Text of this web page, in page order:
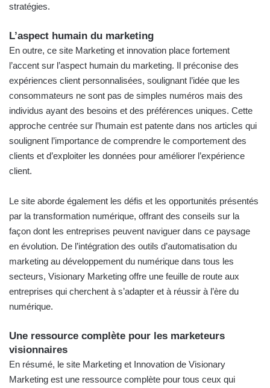
stratégies.
L’aspect humain du marketing
En outre, ce site Marketing et innovation place fortement
l’accent sur l’aspect humain du marketing. Il préconise des
expériences client personnalisées, soulignant l’idée que les
consommateurs ne sont pas de simples numéros mais des
individus ayant des besoins et des préférences uniques. Cette
approche centrée sur l’humain est patente dans nos articles qui
soulignent l’importance de comprendre le comportement des
clients et d’exploiter les données pour améliorer l’expérience
client.
Le site aborde également les défis et les opportunités présentés
par la transformation numérique, offrant des conseils sur la
façon dont les entreprises peuvent naviguer dans ce paysage
en évolution. De l’intégration des outils d’automatisation du
marketing au développement du numérique dans tous les
secteurs, Visionary Marketing offre une feuille de route aux
entreprises qui cherchent à s’adapter et à réussir à l’ère du
numérique.
Une ressource complète pour les marketeurs
visionnaires
En résumé, le site Marketing et Innovation de Visionary
Marketing est une ressource complète pour tous ceux qui